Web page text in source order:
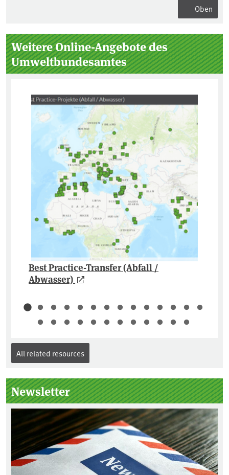
Oben
Seitenleiste
Weitere Online-Angebote des
Umweltbundesamtes
Best Practice-Transfer (Abfall /
Abwasser)
All related resources
Newsletter